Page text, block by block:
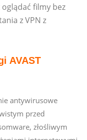
filmy bez
z VPN z
AVAST
antywirusowe
przed
złośliwym